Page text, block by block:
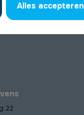
22
Alles accepteren